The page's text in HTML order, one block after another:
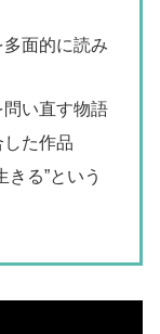
多面的に読み
い直す物語
た作品
る”という